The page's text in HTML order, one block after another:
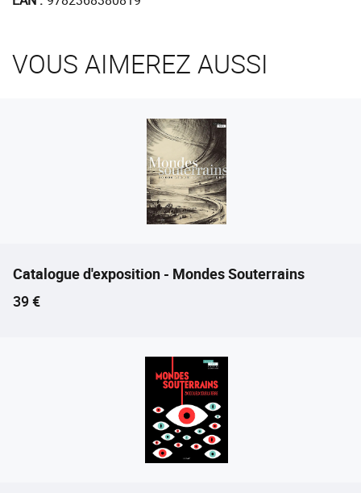
VOUS AIMEREZ AUSSI
Catalogue d'exposition - Mondes Souterrains
Prix ​​actuel
39 €